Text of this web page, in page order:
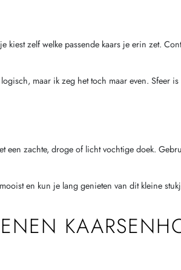
zelf welke passende kaars je erin zet.
maar ik zeg het toch maar even. Sfeer
zachte, droge of licht vochtige doek.
en kun je lang genieten van dit kleine